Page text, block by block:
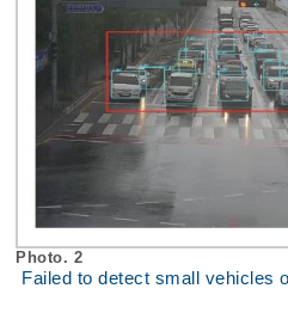
Photo. 2
Failed to detect small vehicles